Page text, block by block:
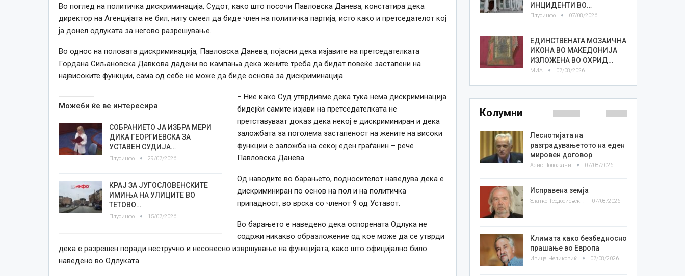
Во поглед на политичка дискриминација, Судот, како што посочи Павловска Данева, констатира дека
директор на Агенцијата не бил, ниту смеел да биде член на политичка партија, исто како и претседателот кој
ја донел одлуката за негово разрешување.
Во однос на половата дискриминација, Павловска Данева, појасни дека изјавите на претседателката
Гордана Сиљановска Давкова дадени во кампања дека жените треба да бидат повеќе застапени на
највисоките функции, сама од себе не може да биде основа за дискриминација.
Можеби ќе ве интересира
СОБРАНИЕТО ЈА ИЗБРА МЕРИ
ДИКА ГЕОРГИЕВСКА ЗА
УСТАВЕН СУДИЈА…
Плусинфо 29/07/2026
КРАЈ ЗА ЈУГОСЛОВЕНСКИТЕ
ИМИЊА НА УЛИЦИТЕ ВО
ТЕТОВО…
Плусинфо 15/07/2026
– Ние како Суд утврдивме дека тука нема дискриминација
бидејќи самите изјави на претседателката не
претставуваат доказ дека некој е дискриминиран и дека
заложбата за поголема застапеност на жените на високи
функции е заложба на секој еден граѓанин – рече
Павловска Данева.
Од наводите во барањето, подносителот наведува дека е
дискриминиран по основ на пол и на политичка
припадност, во врска со членот 9 од Уставот.
Во барањето е наведено дека оспорената Одлука не
содржи никакво образложение од кое може да се утврди
дека е разрешен поради нестручно и несовесно извршување на функцијата, како што официјално било
наведено во Одлуката.
ИНЦИДЕНТИ ВО…
Плусинфо 07/08/2026
ЕДИНСТВЕНАТА МОЗАИЧНА
ИКОНА ВО МАКЕДОНИЈА
ИЗЛОЖЕНА ВО ОХРИД…
МИА 07/08/2026
Колумни
Леснотијата на
разградувањетото на еден
мировен договор
Азис Положани 07/08/2026
Исправена земја
Златко Теодосиевски 07/08/2026
Климата како безбедносно
прашање во Европа
Ивица Челиковиќ 07/08/2026